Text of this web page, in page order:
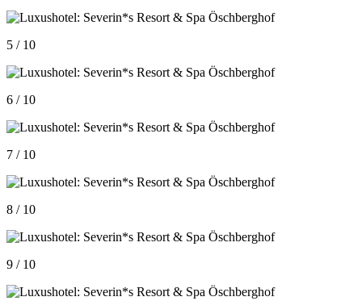
5 / 10
6 / 10
7 / 10
8 / 10
9 / 10